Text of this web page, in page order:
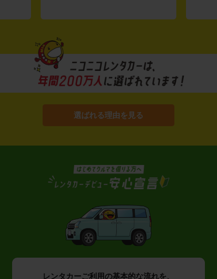
選ばれる理由を見る
レンタカーご利用の基本的な流れを、